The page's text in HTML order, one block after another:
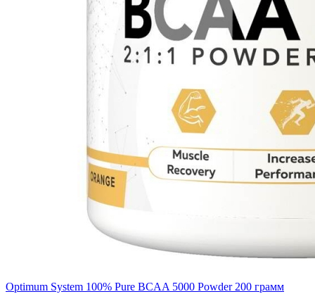
Optimum System 100% Pure BCAA 5000 Powder 200 грамм